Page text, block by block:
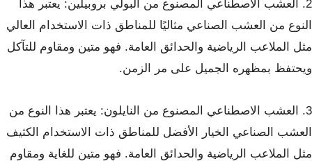
2. العشب الاصطناعي المصنوع من البولي بروبيلين: يعتبر هذا
النوع من العشب الصناعي مثاليًا للمناطق ذات الاستخدام العالي
مثل الملاعب الرياضية والحدائق العامة. فهو متين ومقاوم للتآكل
ويحتفظ بمظهره الجميل على مر الزمن.
3. العشب الاصطناعي المصنوع من النايلون: يعتبر هذا النوع من
العشب الصناعي الخيار الأفضل للمناطق ذات الاستخدام الكثيف
مثل الملاعب الرياضية والحدائق العامة. فهو متين للغاية ومقاوم